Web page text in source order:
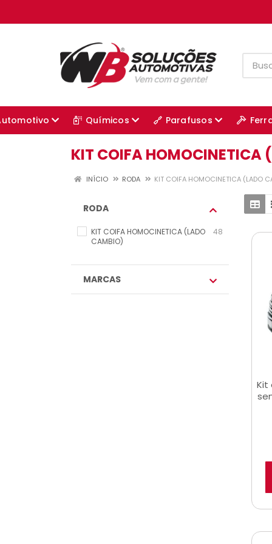
Químicos Parafusos
KIT COIFA HOMOCINETICA
INÍCIO RODA KIT COIFA HOMOCINETICA (LADO
RODA
KIT COIFA HOMOCINETICA (LADO
CAMBIO)
48
MARCAS
Kit